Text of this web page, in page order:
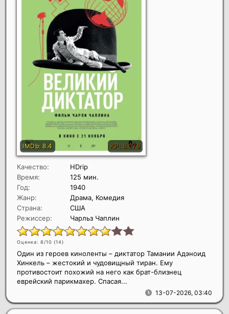
Качество:
HDrip
Время:
125 мин.
Год:
1940
Жанр:
Драма, Комедия
Страна:
США
Режиссер:
Чарльз Чаплин
Оценка: 8/10 (14)
13-07-2026, 03:40
Один из героев киноленты – диктатор Тамании Адэноид
Хинкель – жестокий и чудовищный тиран. Ему
противостоит похожий на него как брат-близнец
еврейский парикмахер. Спасая...